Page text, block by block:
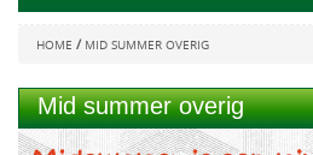
HOME / MID SUMMER OVERIG
Mid summer overig